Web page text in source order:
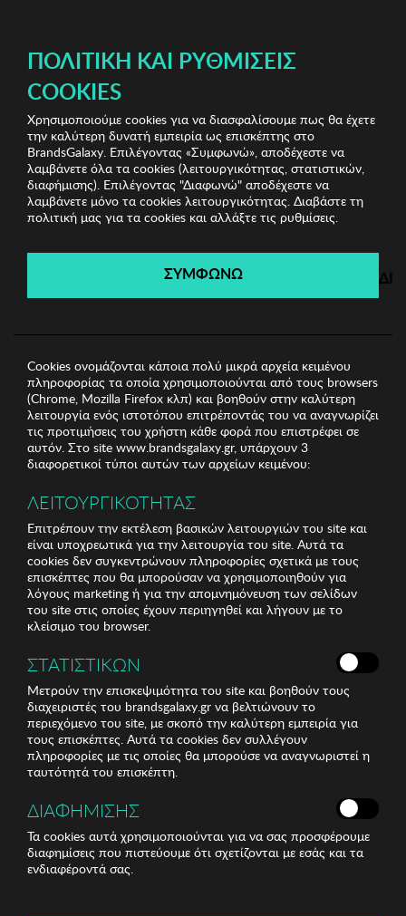
Jewels Shop Γυναικεία Σκουλαρίκια
Γυναικεία
Σκουλαρίκια Regina
Jewels Shop
Λήγει σε: 00ημέρες | 00ώρες 00λεπτά 00δευτ.
ΠΟΛΙΤΙΚΉ ΚΑΙ ΡΥΘΜΊΣΕΙΣ
COOKIES
Χρησιμοποιούμε cookies για να διασφαλίσουμε πως θα έχετε
την καλύτερη δυνατή εμπειρία ως επισκέπτης στο
BrandsGalaxy. Επιλέγοντας «Συμφωνώ», αποδέχεστε να
λαμβάνετε όλα τα cookies (λειτουργικότητας, στατιστικών,
διαφήμισης). Επιλέγοντας "Διαφωνώ" αποδέχεστε να
λαμβάνετε μόνο τα cookies λειτουργικότητας. Διαβάστε τη
πολιτική μας για τα cookies και αλλάξτε τις ρυθμίσεις.
ΣΥΜΦΩΝΩ
Cookies ονομάζονται κάποια πολύ μικρά αρχεία κειμένου
πληροφορίας τα οποία χρησιμοποιούνται από τους browsers
(Chrome, Mozilla Firefox κλπ) και βοηθούν στην καλύτερη
λειτουργία ενός ιστοτόπου επιτρέποντάς του να αναγνωρίζει
τις προτιμήσεις του χρήστη κάθε φορά που επιστρέφει σε
αυτόν. Στο site www.brandsgalaxy.gr, υπάρχουν 3
διαφορετικοί τύποι αυτών των αρχείων κειμένου:
ΛΕΙΤΟΥΡΓΙΚΟΤΗΤΑΣ
Επιτρέπουν την εκτέλεση βασικών λειτουργιών του site και
είναι υποχρεωτικά για την λειτουργία του site. Αυτά τα
cookies δεν συγκεντρώνουν πληροφορίες σχετικά με τους
επισκέπτες που θα μπορούσαν να χρησιμοποιηθούν για
λόγους marketing ή για την απομνημόνευση των σελίδων
του site στις οποίες έχουν περιηγηθεί και λήγουν με το
κλείσιμο του browser.
ΣΤΑΤΙΣΤΙΚΩΝ
Μετρούν την επισκεψιμότητα του site και βοηθούν τους
διαχειριστές του brandsgalaxy.gr να βελτιώνουν το
περιεχόμενο του site, με σκοπό την καλύτερη εμπειρία για
τους επισκέπτες. Αυτά τα cookies δεν συλλέγουν
πληροφορίες με τις οποίες θα μπορούσε να αναγνωριστεί η
ταυτότητά του επισκέπτη.
ΔΙΑΦΗΜΙΣΗΣ
Τα cookies αυτά χρησιμοποιούνται για να σας προσφέρουμε
διαφημίσεις που πιστεύουμε ότι σχετίζονται με εσάς και τα
ενδιαφέροντά σας.